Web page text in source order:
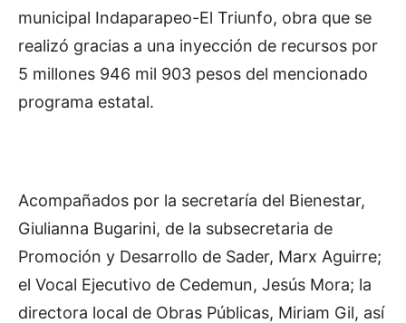
municipal Indaparapeo-El Triunfo, obra que se
realizó gracias a una inyección de recursos por
5 millones 946 mil 903 pesos del mencionado
programa estatal.
Acompañados por la secretaría del Bienestar,
Giulianna Bugarini, de la subsecretaria de
Promoción y Desarrollo de Sader, Marx Aguirre;
el Vocal Ejecutivo de Cedemun, Jesús Mora; la
directora local de Obras Públicas, Miriam Gil, así